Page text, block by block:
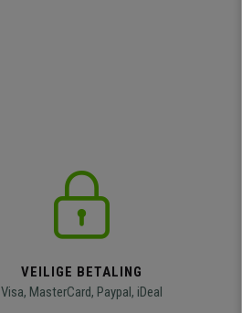
VEILIGE BETALING
Visa, MasterCard, Paypal, iDeal